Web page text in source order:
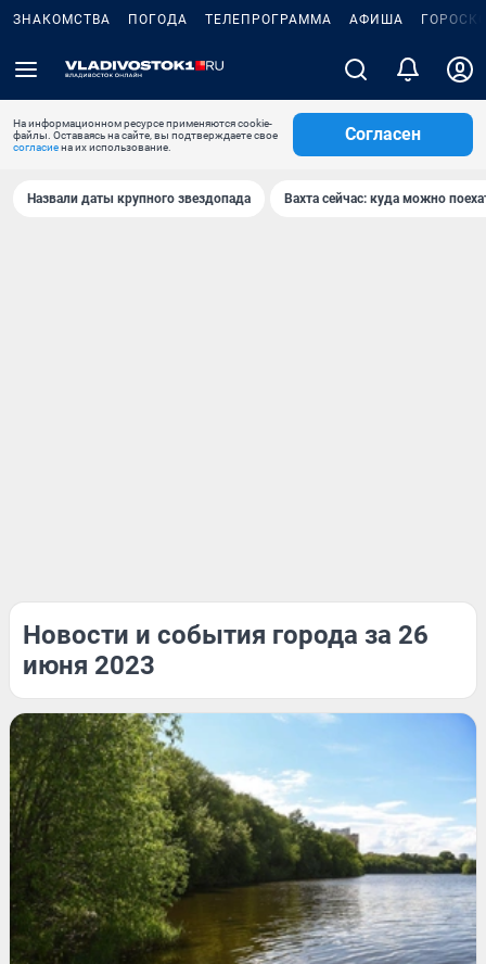
ЗНАКОМСТВА ПОГОДА ТЕЛЕПРОГРАММА АФИША
На информационном ресурсе применяются cookie-
файлы. Оставаясь на сайте, вы подтверждаете свое
согласиена их использование.
Согласен
Назвали даты крупного звездопада Вахта сейчас: куда можно
Новости и события города за 26
июня 2023